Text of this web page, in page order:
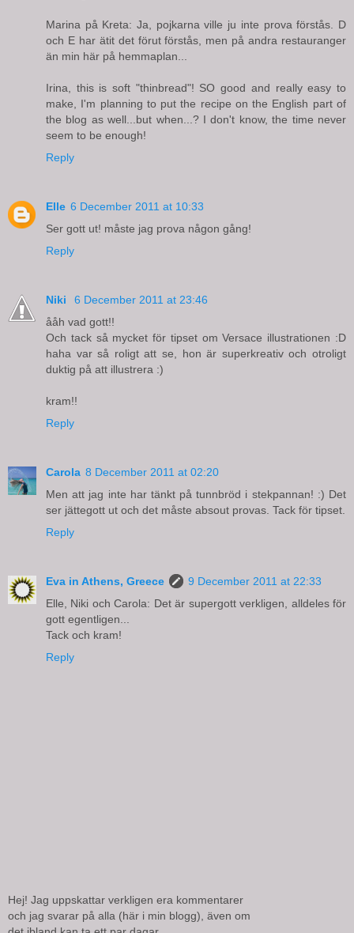
Marina på Kreta: Ja, pojkarna ville ju inte prova förstås. D
och E har ätit det förut förstås, men på andra restauranger
än min här på hemmaplan...
Irina, this is soft "thinbread"! SO good and really easy to
make, I'm planning to put the recipe on the English part of
the blog as well...but when...? I don't know, the time never
seem to be enough!
Reply
Elle 6 December 2011 at 10:33
Ser gott ut! måste jag prova någon gång!
Reply
Niki
6 December 2011 at 23:46
ååh vad gott!!
Och tack så mycket för tipset om Versace illustrationen :D
haha var så roligt att se, hon är superkreativ och otroligt
duktig på att illustrera :)
kram!!
Reply
Carola 8 December 2011 at 02:20
Men att jag inte har tänkt på tunnbröd i stekpannan! :) Det
ser jättegott ut och det måste absout provas. Tack för tipset.
Reply
Eva in Athens, Greece
9 December 2011 at 22:33
Elle, Niki och Carola: Det är supergott verkligen, alldeles för
gott egentligen...
Tack och kram!
Reply
Hej! Jag uppskattar verkligen era kommentarer
och jag svarar på alla (här i min blogg), även om